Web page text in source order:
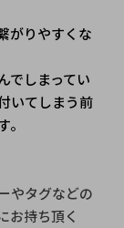
がりやすくな
でしまってい
いてしまう前
やタグなどの
お持ち頂く